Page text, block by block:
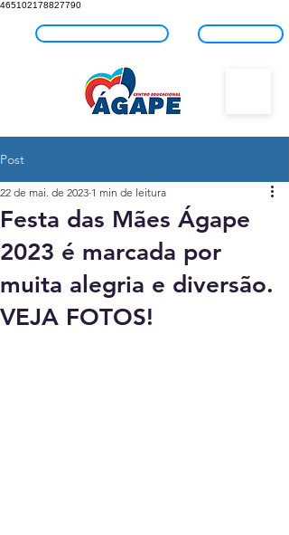
465102178827790
Blog
Post
Festa das Mães Ágape
2023 é marcada por
muita alegria e diversão.
VEJA FOTOS!
22 de mai. de 2023 1 min de leitura